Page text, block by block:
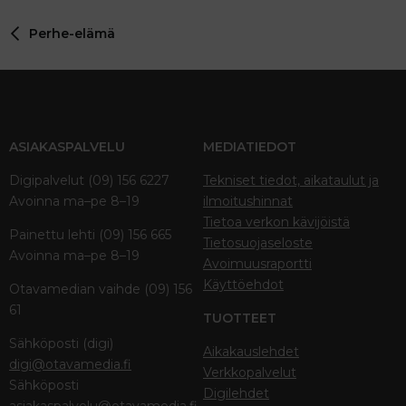
Perhe-elämä
ASIAKASPALVELU
Digipalvelut (09) 156 6227
Avoinna ma–pe 8–19
Painettu lehti (09) 156 665
Avoinna ma–pe 8–19
Otavamedian vaihde (09) 156
61
Sähköposti (digi)
digi@otavamedia.fi
Sähköposti
MEDIATIEDOT
Tekniset tiedot, aikataulut ja
ilmoitushinnat
Tietoa verkon kävijöistä
Tietosuojaseloste
Avoimuusraportti
Käyttöehdot
TUOTTEET
Aikakauslehdet
Verkkopalvelut
Digilehdet